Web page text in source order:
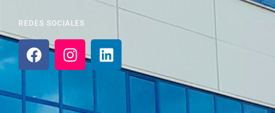
REDES SOCIALES